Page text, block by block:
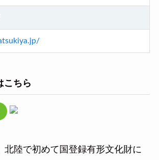
こちら
北陸で初めて国登録有形文化財に